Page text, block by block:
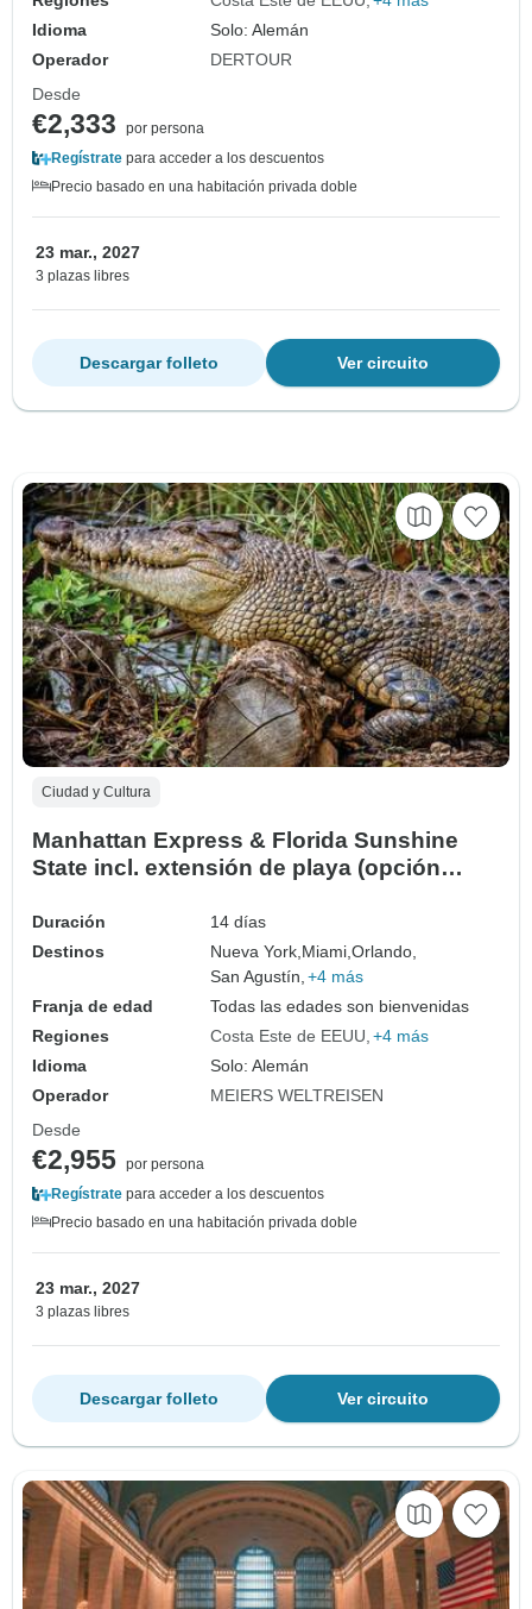
Idioma
Solo: Alemán
Operador
DERTOUR
Desde
€2,333
por persona
Regístrate para acceder a los descuentos
Precio basado en una habitación privada doble
23 mar., 2027
3 plazas libres
Ver circuito
Descargar folleto
Ciudad y Cultura
Manhattan Express & Florida Sunshine
State incl. extensión de playa (opción
Duración
14 días
Destinos
Nueva York, Miami,Orlando,
San Agustín, +4 más
Franja de edad
Todas las edades son bienvenidas
Regiones
Costa Este de EEUU +4 más
Idioma
Solo: Alemán
Operador
MEIERS WELTREISEN
Desde
€2,955 por persona
Regístrate para acceder a los descuentos
Precio basado en una habitación privada doble
23 mar., 2027
3 plazas libres
Ver circuito
Descargar folleto